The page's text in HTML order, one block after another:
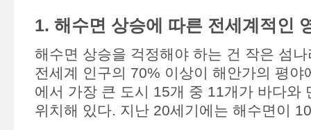
1. 해수면 상승에 따른 전세계적인
해수면 상승을 걱정해야 하는 건 작은 섬
전세계 인구의 70% 이상이 해안가의 평야
에서 가장 큰 도시 15개 중 11개가 바다와
위치해 있다. 지난 20세기에는 해수면이